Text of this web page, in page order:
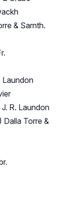
& Sarnth.
Laundon
R. Laundon
Torre &